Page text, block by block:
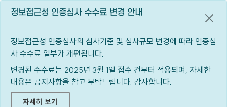
정보접근성 인증심사 수수료 변경 안내
정보접근성 인증심사의 심사기준 및 심사규모 변경에 따라 인증심
사 수수료 일부가 개편됩니다.
변경된 수수료는 2025년 3월 1일 접수 건부터 적용되며, 자세한
내용은 공지사항을 참고 부탁드립니다. 감사합니다.
자세히 보기
공지